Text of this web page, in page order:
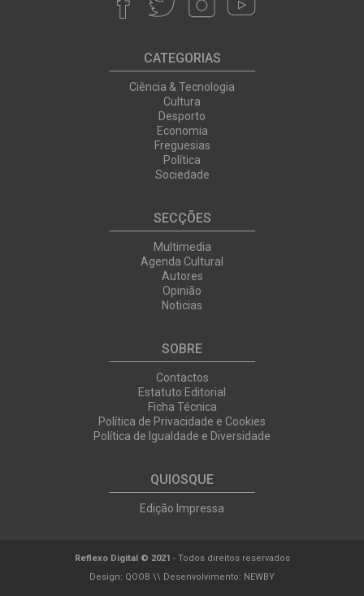
CATEGORIAS
Ciência & Tecnologia
Cultura
Desporto
Economia
Freguesias
Política
Sociedade
SECÇÕES
Multimedia
Agenda Cultural
Autores
Opinião
Noticias
SOBRE
Contactos
Estatuto Editorial
Ficha Técnica
Política de Privacidade e Cookies
Política de Igualdade e Diversidade
QUIOSQUE
Edição Impressa
Reflexo Digital © 2021 - Todos direitos reservados
Design: QOOB \\ Desenvolvimento: NEWBY